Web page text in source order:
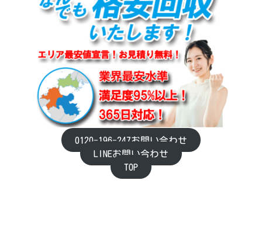
0120-196-247お問い合わせ
LINEお問い合わせ
TOP